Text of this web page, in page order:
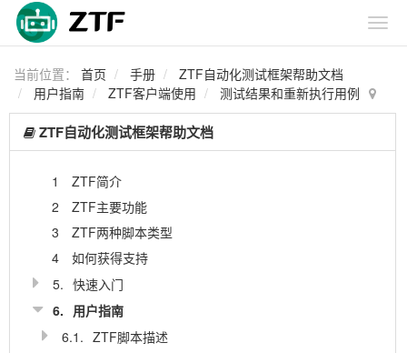
当前位置： 首页 手册
ZTF自动化测试框架帮助文档
用户指南
ZTF客户端使用 测试结果和重新执行用例
ZTF自动化测试框架帮助文档
1
ZTF简介
2
ZTF主要功能
3
ZTF两种脚本类型
4
如何获得支持
5. 快速入门
6. 用户指南
6.1. ZTF脚本描述